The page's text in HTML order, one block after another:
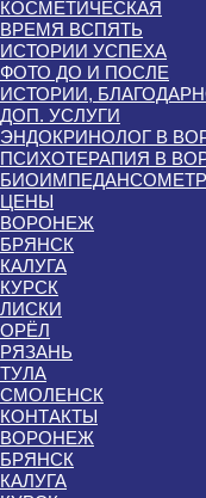
КОСМЕТИЧЕСКАЯ
ВРЕМЯ ВСПЯТЬ
ИСТОРИИ УСПЕХА
ФОТО ДО И ПОСЛЕ
ИСТОРИИ,
ДОП. УСЛУГИ
ЭНДОКРИНОЛОГ В
ПСИХОТЕРАПИЯ В
ЦЕНЫ
ВОРОНЕЖ
БРЯНСК
КАЛУГА
КУРСК
ЛИСКИ
ОРЁЛ
РЯЗАНЬ
ТУЛА
СМОЛЕНСК
КОНТАКТЫ
ВОРОНЕЖ
БРЯНСК
КАЛУГА